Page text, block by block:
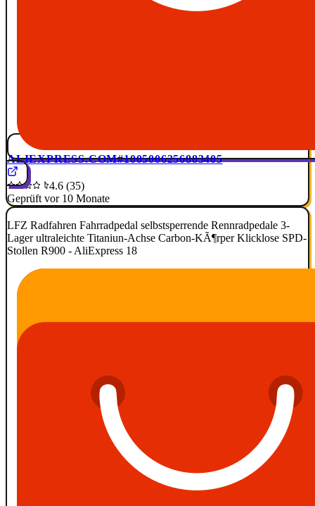
ALIEXPRESS.COM#1005006256883405
4.6 (35)
Geprüft vor 10 Monate
LFZ Radfahren Fahrradpedal selbstsperrende Rennradpedale 3-
Lager ultraleichte Titaniun-Achse Carbon-KÃ¶rper Klicklose SPD-
Stollen R900 - AliExpress 18